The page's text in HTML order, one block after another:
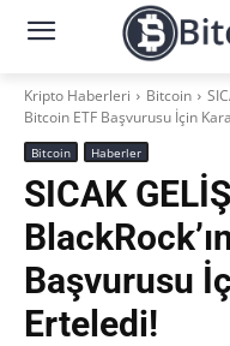
Kripto Haberleri Bitcoin
Bitcoin ETF Başvurusu İçin
Bitcoin Haberler
SICAK
Başvurusu
Erteledi!